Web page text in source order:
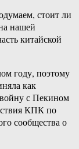
стоит ли
нашей
китайской
году, поэтому
как
с Пекином
КПК по
сообщества о